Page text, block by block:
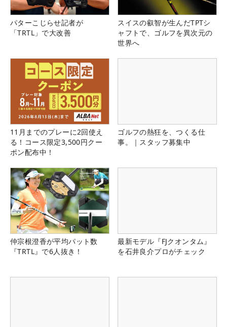
パターこじらせ記者が
「TRTL」で大改善
スイスの叡智が生んだTPTシ
ャフトで、ゴルフを異次元の
世界へ
11月までのプレーに2回使え
る！コース限定3,500円クー
ポン配布中！
ゴルフの熱狂を、つくる仕
事。｜スタッフ募集中
仲宗根澄香が平均パット数
『TRTL』で6人抜き！
最新モデル『FJクオンタム』
を石井良介プロがチェック